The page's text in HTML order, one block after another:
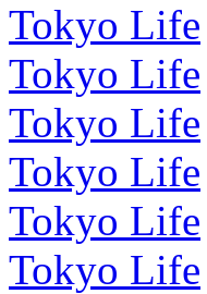
Tokyo Life
Tokyo Life
Tokyo Life
Tokyo Life
Tokyo Life
Tokyo Life